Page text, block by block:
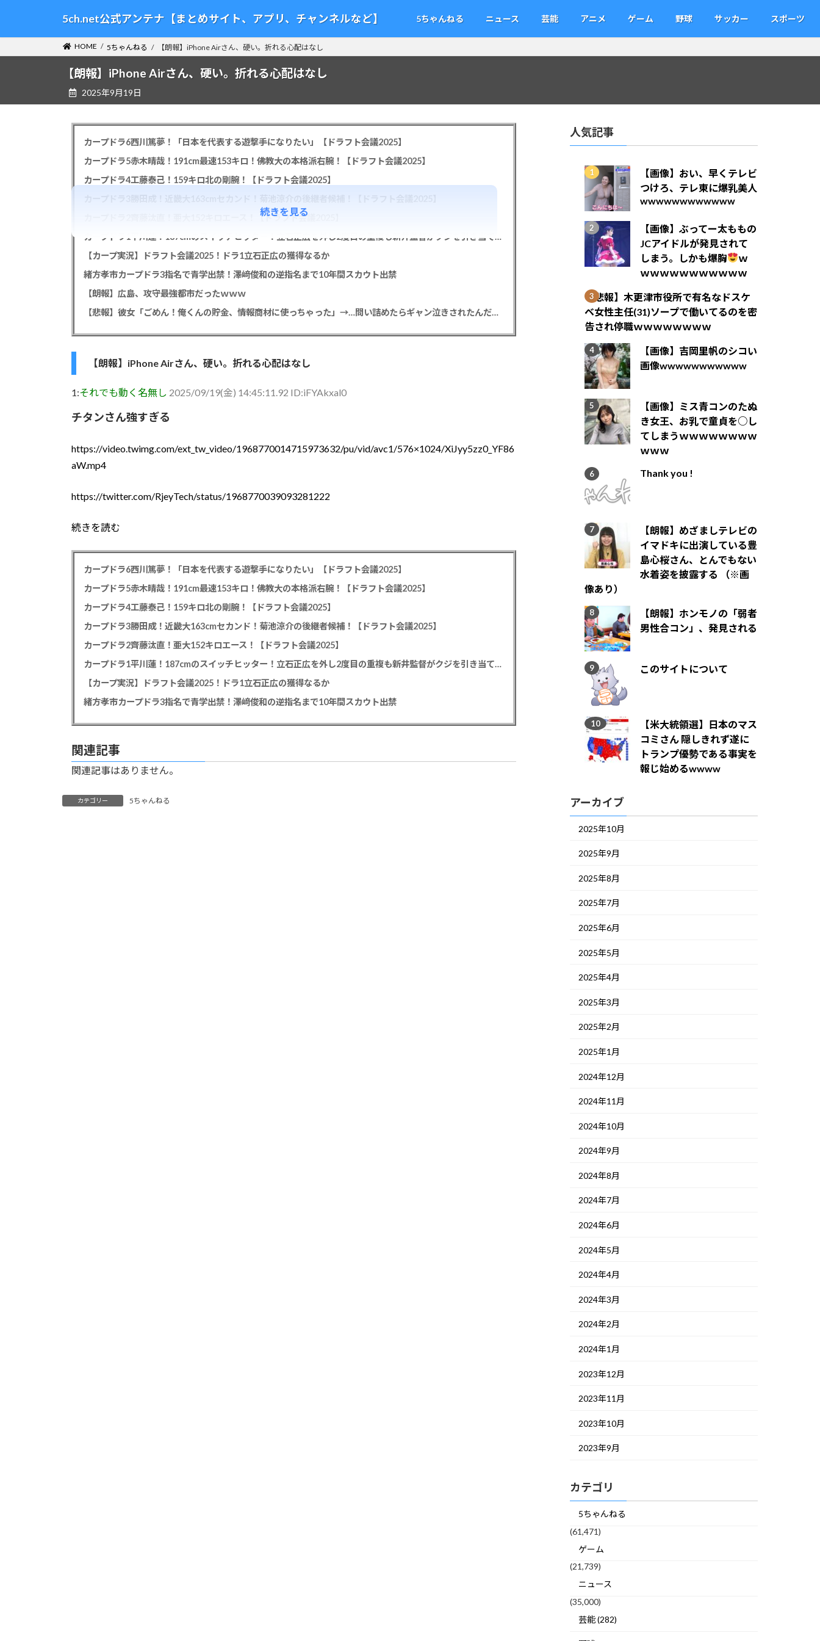
テ
ゲ
5ch.net公式アンテナ【まとめサイト、アプリ、チャンネルなど】 5ちゃんねる ニュース 芸能 アニメ ゲーム 野球 サッカー スポーツ
HOME 5ちゃんねる 【朗報】iPhone Airさん、硬い。折れる心配はなし
【朗報】iPhone Airさん、硬い。折れる心配はなし
2025年9月19日
カープドラ6西川篤夢！「日本を代表する遊撃手になりたい」【ドラフト会議2025】
カープドラ5赤木晴哉！191cm最速153キロ！佛教大の本格派右腕！【ドラフト会議2025】
カープドラ4工藤泰己！159キロ北の剛腕！【ドラフト会議2025】
カープドラ2齊藤汰直！亜大152キロエース！【ドラフト会議2025】
カープドラ1平川蓮！187cmのスイッチヒッター！立石正広を外し2度目の重複も新井監督がクジを引き当てる！【ドラフト会議2025】
【カープ実況】ドラフト会議2025！ドラ1立石正広の獲得なるか
緒方孝市カープドラ3指名で青学出禁！澤﨑俊和の逆指名まで10年間スカウト出禁
【朗報】広島、攻守最強都市だったｗｗｗ
【悲報】彼女「ごめん！俺くんの貯金、情報商材に使っちゃった」→…問い詰めたらギャン泣きされたんだが俺が悪いのか？
【朗報】iPhone Airさん、硬い。折れる心配はなし
1:それでも動く名無し 2025/09/19(金) 14:45:11.92 ID:iFYAkxal0
チタンさん強すぎる
https://video.twimg.com/ext_tw_video/1968770014715973632/pu/vid/avc1/576×1024/XiJyy5zz0_YF86
aW.mp4
https://twitter.com/RjeyTech/status/1968770039093281222
続きを読む
続きを見る
カープドラ6西川篤夢！「日本を代表する遊撃手になりたい」【ドラフト会議2025】
カープドラ5赤木晴哉！191cm最速153キロ！佛教大の本格派右腕！【ドラフト会議2025】
カープドラ4工藤泰己！159キロ北の剛腕！【ドラフト会議2025】
カープドラ3勝田成！近畿大163cmセカンド！菊池涼介の後継者候補！【ドラフト会議2025】
カープドラ2齊藤汰直！亜大152キロエース！【ドラフト会議2025】
カープドラ1平川蓮！187cmのスイッチヒッター！立石正広を外し2度目の重複も新井監督がクジを引き当てる！【ドラフト会議2025】
【カープ実況】ドラフト会議2025！ドラ1立石正広の獲得なるか
緒方孝市カープドラ3指名で青学出禁！澤﨑俊和の逆指名まで10年間スカウト出禁
関連記事
関連記事はありません。
カテゴリー 5ちゃんねる
人気記事
【画像】おい、早くテレビ
つけろ、テレ東に爆乳美人
wwwwwwwwwwww
【画像】ぶってー太ももの
JCアイドルが発見されて
しまう。しかも爆胸
ｗ
ｗｗｗｗｗｗｗｗｗｗｗ
【悲報】木更津市役所で有名なドスケ
ベ女性主任(31)ソープで働いてるのを密
告され停職ｗｗｗｗｗｗｗｗ
【画像】吉岡里帆のシコい
画像wwwwwwwwwww
【画像】ミス青コンのたぬ
き女王、お乳で童貞を○し
てしまうｗｗｗｗｗｗｗｗ
ｗｗｗ
Thank you !
【朗報】めざましテレビの
イマドキに出演している豊
島心桜さん、とんでもない
水着姿を披露する （※画
像あり）
【朗報】ホンモノの「弱者
男性合コン」、発見される
このサイトについて
【米大統領選】日本のマス
コミさん 隠しきれず遂に
トランプ優勢である事実を
報じ始めるwwww
アーカイブ
2025年10月
2025年9月
2025年8月
2025年7月
2025年6月
2025年5月
2025年4月
2025年3月
2025年2月
2025年1月
2024年12月
2024年11月
2024年10月
2024年9月
2024年8月
2024年7月
2024年6月
2024年5月
2024年4月
2024年3月
2024年2月
2024年1月
2023年12月
2023年11月
2023年10月
2023年9月
カテゴリ
5ちゃんねる
(61,471)
ゲーム
(21,739)
ニュース
(35,000)
芸能 (282)